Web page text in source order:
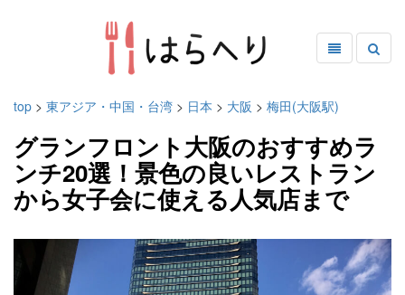
top > 東アジア・中国・台湾 > 日本 > 大阪 > 梅田(大阪駅)
グランフロント大阪のおすすめラ
ンチ20選！景色の良いレストラン
から女子会に使える人気店まで